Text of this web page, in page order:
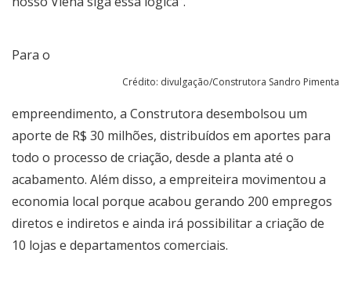
Crédito: divulgação/Construtora Sandro Pimenta
Para o
empreendimento, a Construtora desembolsou um
aporte de R$ 30 milhões, distribuídos em aportes para
todo o processo de criação, desde a planta até o
acabamento. Além disso, a empreiteira movimentou a
economia local porque acabou gerando 200 empregos
diretos e indiretos e ainda irá possibilitar a criação de
10 lojas e departamentos comerciais.